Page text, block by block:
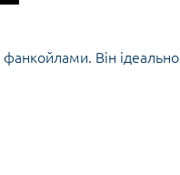
фанкойлами. Він ідеально